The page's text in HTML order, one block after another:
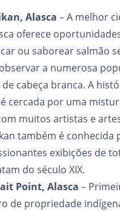
Alasca – A melhor
oferece
ou saborear salmão
a numerosa
cabeça branca. A
cercada por uma
muitos artistas e
também é conhecida
exibições de
do século XIX.
Point, Alasca –
de propriedade